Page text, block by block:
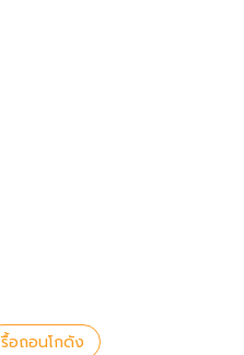
รื้อถอนโกดัง